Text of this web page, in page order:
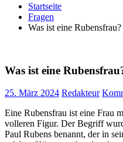
Startseite
Fragen
Was ist eine Rubensfrau?
Was ist eine
25. März 2024 Redakteur
Eine Rubensfrau ist eine Frau
volleren Figur. Der Begriff
Paul Rubens benannt, der in